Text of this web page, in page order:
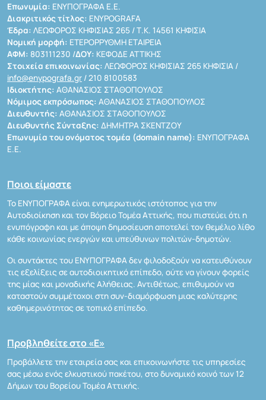
Επωνυμία: ΕΝΥΠΟΓΡΑΦΑ Ε.Ε.
Διακριτικός τίτλος: ENYPOGRAFA
Έδρα: ΛΕΩΦΟΡΟΣ ΚΗΦΙΣΙΑΣ 265 / Τ.Κ. 14561 ΚΗΦΙΣΙΑ
Νομική μορφή: ΕΤΕΡΟΡΡΥΘΜΗ ΕΤΑΙΡΕΙΑ
ΑΦΜ: 803111230 /ΔΟΥ: ΚΕΦΟΔΕ ΑΤΤΙΚΗΣ
Στοιχεία επικοινωνίας: ΛΕΩΦΟΡΟΣ ΚΗΦΙΣΙΑΣ 265 ΚΗΦΙΣΙΑ /
info@enypografa.gr / 210 8100583
Ιδιοκτήτης: ΑΘΑΝΑΣΙΟΣ ΣΤΑΘΟΠΟΥΛΟΣ
Νόμιμος εκπρόσωπος: ΑΘΑΝΑΣΙΟΣ ΣΤΑΘΟΠΟΥΛΟΣ
Διευθυντής: ΑΘΑΝΑΣΙΟΣ ΣΤΑΘΟΠΟΥΛΟΣ
Διευθυντής Σύνταξης: ΔΗΜΗΤΡΑ ΣΚΕΝΤΖΟΥ
Επωνυμία του ονόματος τομέα (domain name): ΕΝΥΠΟΓΡΑΦΑ
Ε.Ε.
Ποιοι είμαστε
Το ΕΝΥΠΟΓΡΑΦΑ είναι ενημερωτικός ιστότοπος για την
Αυτοδιοίκηση και τον Βόρειο Τομέα Αττικής, που πιστεύει ότι η
ενυπόγραφη και με άποψη δημοσίευση αποτελεί τον θεμέλιο λίθο
κάθε κοινωνίας ενεργών και υπεύθυνων πολιτών-δημοτών.
Οι συντάκτες του ΕΝΥΠΟΓΡΑΦΑ δεν φιλοδοξούν να κατευθύνουν
τις εξελίξεις σε αυτοδιοικητικό επίπεδο, ούτε να γίνουν φορείς
της μίας και μοναδικής Αλήθειας. Αντιθέτως, επιθυμούν να
καταστούν συμμέτοχοι στη συν-διαμόρφωση μιας καλύτερης
καθημερινότητας σε τοπικό επίπεδο.
Προβληθείτε στο «Ε»
Προβάλλετε την εταιρεία σας και επικοινωνήστε τις υπηρεσίες
σας μέσω ενός ελκυστικού πακέτου, στο δυναμικό κοινό των 12
Δήμων του Βορείου Τομέα Αττικής.